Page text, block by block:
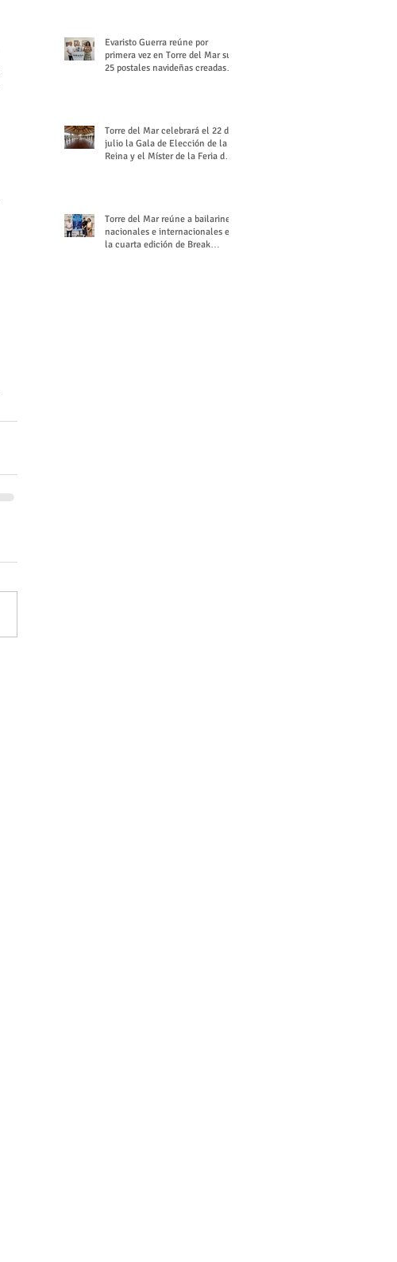
Evaristo Guerra reúne por
primera vez en Torre del Mar sus
25 postales navideñas creadas
Torre del Mar celebrará el 22 de
julio la Gala de Elección de la
Reina y el Míster de la Feria de
Torre del Mar reúne a bailarines
nacionales e internacionales en
la cuarta edición de Break